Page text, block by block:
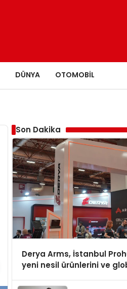
DÜNYA OTOMOBIL
Son Dakika
Derya Arms, İstanbul
yeni nesil ürünlerini ve